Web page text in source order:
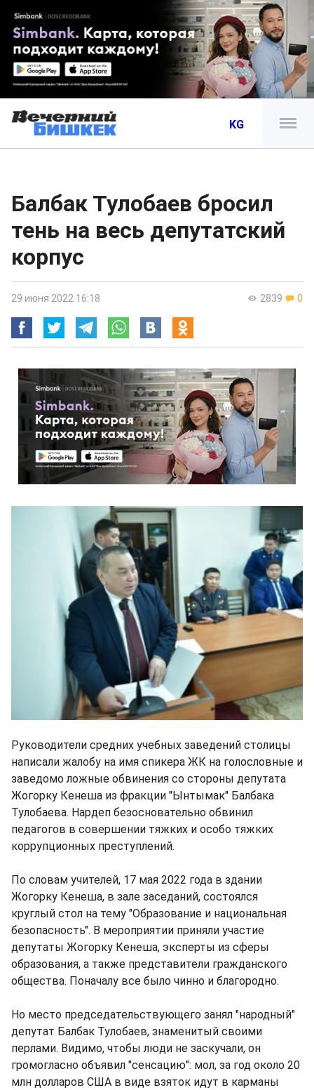
KG
Балбак Тулобаев бросил
тень на весь депутатский
корпус
2839 0
29 июня 2022 16:18
Руководители средних учебных заведений столицы
написали жалобу на имя спикера ЖК на голословные и
заведомо ложные обвинения со стороны депутата
Жогорку Кенеша из фракции "Ынтымак" Балбака
Тулобаева. Нардеп безосновательно обвинил
педагогов в совершении тяжких и особо тяжких
коррупционных преступлений.
По словам учителей, 17 мая 2022 года в здании
Жогорку Кенеша, в зале заседаний, состоялся
круглый стол на тему "Образование и национальная
безопасность". В мероприятии приняли участие
депутаты Жогорку Кенеша, эксперты из сферы
образования, а также представители гражданского
общества. Поначалу все было чинно и благородно.
Но место председательствующего занял "народный"
депутат Балбак Тулобаев, знаменитый своими
перлами. Видимо, чтобы люди не заскучали, он
громогласно объявил "сенсацию": мол, за год около 20
млн долларов США в виде взяток идут в карманы